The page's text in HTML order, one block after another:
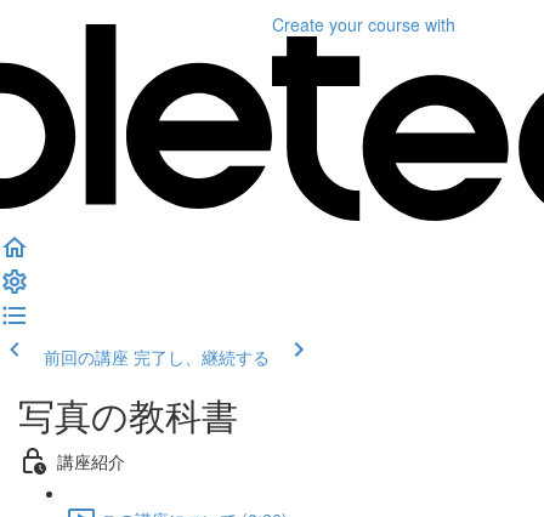
Create your course with
前回の講座 完了し、継続する
写真の教科書
講座紹介